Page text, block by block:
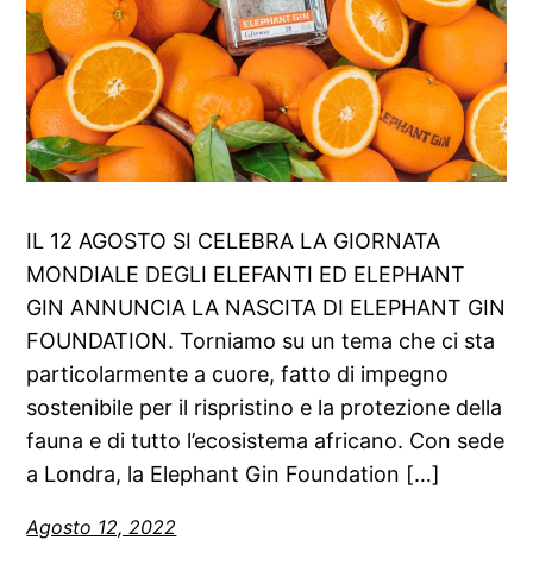
IL 12 AGOSTO SI CELEBRA LA GIORNATA
MONDIALE DEGLI ELEFANTI ED ELEPHANT
GIN ANNUNCIA LA NASCITA DI ELEPHANT GIN
FOUNDATION. Torniamo su un tema che ci sta
particolarmente a cuore, fatto di impegno
sostenibile per il rispristino e la protezione della
fauna e di tutto l’ecosistema africano. Con sede
a Londra, la Elephant Gin Foundation […]
Agosto 12, 2022